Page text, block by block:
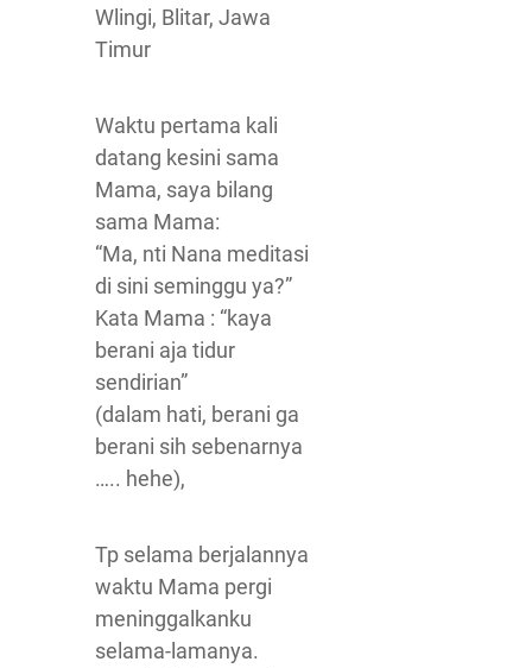
Wlingi, Blitar, Jawa
Timur
Waktu pertama kali
datang kesini sama
Mama, saya bilang
sama Mama:
“Ma, nti Nana meditasi
di sini seminggu ya?”
Kata Mama : “kaya
berani aja tidur
sendirian”
(dalam hati, berani ga
berani sih sebenarnya
….. hehe),
Tp selama berjalannya
waktu Mama pergi
meninggalkanku
selama-lamanya.